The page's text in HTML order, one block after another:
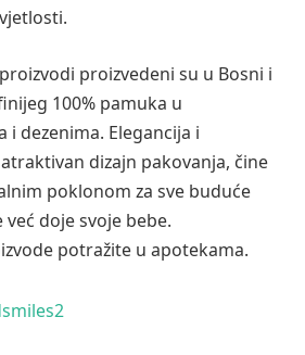
proizvedeni su u Bosni i
100% pamuka u
dezenima. Elegancija i
dizajn pakovanja, čine
poklonom za sve buduće
doje svoje bebe.
potražite u apotekama.